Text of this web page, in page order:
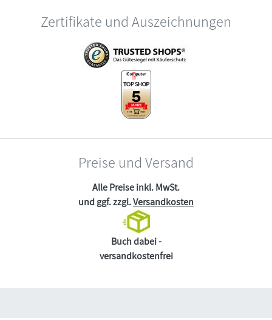
Zertifikate und Auszeichnungen
Preise und Versand
Alle Preise inkl. MwSt.
und ggf. zzgl.Versandkosten
Buch dabei -
versandkostenfrei